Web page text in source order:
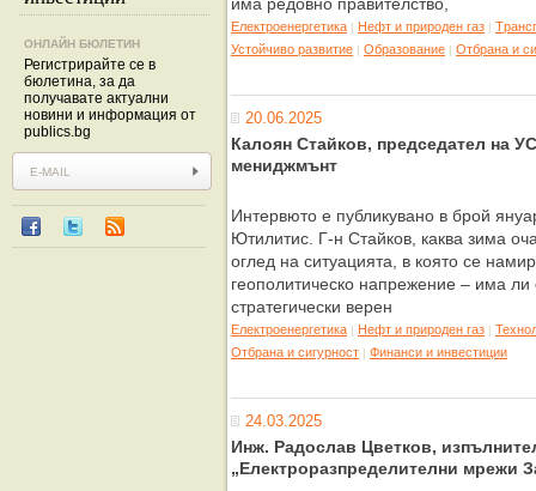
ОНЛАЙН БЮЛЕТИН
Регистрирайте се в
бюлетина, за да
получавате актуални
новини и информация от
publics.bg
Eлектроенергетика | Нефт и природен газ |
Устойчиво развитие | Образование | Отбрана и
20.06.2025
Калоян Стайков, председател на
мениджмънт
Интервюто е публикувано в брой
Ютилитис. Г-н Стайков, каква зима
оглед на ситуацията, в която се
геополитическо напрежение – има
стратегически верен
Eлектроенергетика | Нефт и природен газ |
Отбрана и сигурност | Финанси и инвестиции
24.03.2025
Инж. Радослав Цветков,
„Електроразпределителни мрежи